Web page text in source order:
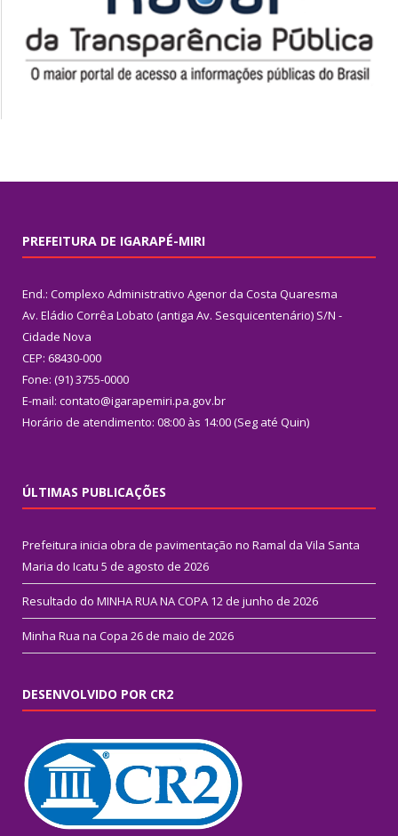
PREFEITURA DE IGARAPÉ-MIRI
End.: Complexo Administrativo Agenor da Costa Quaresma
Av. Eládio Corrêa Lobato (antiga Av. Sesquicentenário) S/N -
Cidade Nova
CEP: 68430-000
Fone: (91) 3755-0000
E-mail: contato@igarapemiri.pa.gov.br
Horário de atendimento: 08:00 às 14:00 (Seg até Quin)
ÚLTIMAS PUBLICAÇÕES
Prefeitura inicia obra de pavimentação no Ramal da Vila Santa
Maria do Icatu 5 de agosto de 2026
Resultado do MINHA RUA NA COPA 12 de junho de 2026
Minha Rua na Copa 26 de maio de 2026
DESENVOLVIDO POR CR2